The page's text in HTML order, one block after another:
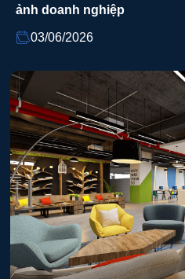
ảnh doanh nghiệp
03/06/2026